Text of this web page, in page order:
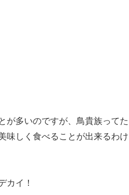
多いのですが、鳥貴族ってた
しく食べることが出来るわけ
カイ！
るようにも見える。だけど美